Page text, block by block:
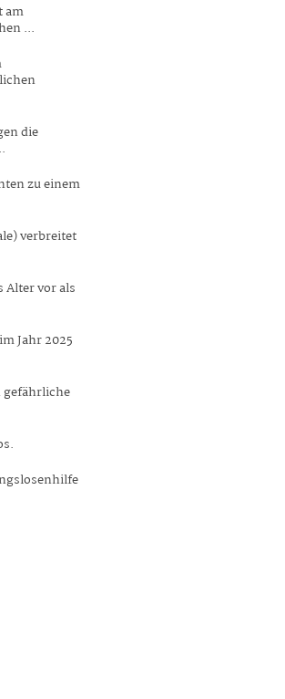
am
...
die
zu einem
verbreitet
Alter vor als
Jahr 2025
gefährliche